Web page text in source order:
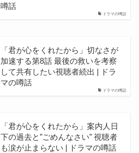
ドラマの噂話
噂話
ドラマの噂話
「君が心をくれたから」切なさが
加速する第8話 最後の救いを考察
して共有したい視聴者続出 | ドラ
マの噂話
「君が心をくれたから」案内人日
下の過去と”ごめんなさい” 視聴者
も涙が止まらない | ドラマの噂話